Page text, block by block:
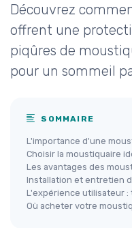
Découvrez
offrent une
piqûres de
pour un sommeil
SOMMAIRE
L'importance d'une
Choisir la moustiquaire
Les avantages des
Installation et entretien
L'expérience utilisateur :
Où acheter votre